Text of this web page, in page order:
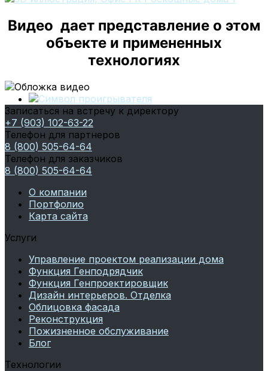
Видео дает представление о этом
объекте и примененных
технологиях
Записаться на встречу к директору
+7 (903) 102-63-22
Телефон для партнеров
8 (800) 505-64-64
Телефон для заказчиков
8 (800) 505-64-64
О компании
Портфолио
Карта сайта
Услуги
Управление проектом реализации дома
Функция Генподрядчик
Функция Генпроектировщик
Дизайн интерьеров. Отделка
Облицовка фасада
Реконструкция
Пожизненное обслуживание
Блог
Технологии